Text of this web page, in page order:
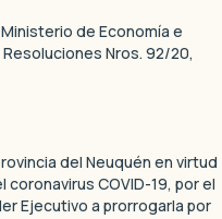
de Economía e
Nros. 92/20,
del Neuquén en virtud
COVID-19, por el
Ejecutivo a prorrogarla por